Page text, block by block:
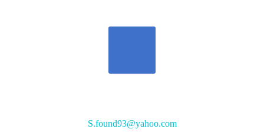
S.found93@yahoo.com